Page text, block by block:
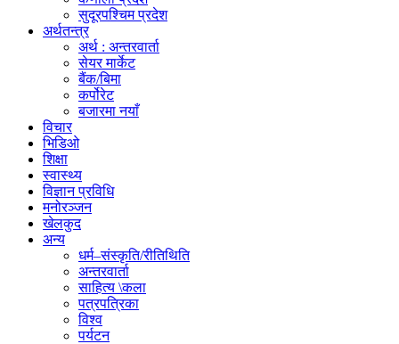
सुदूरपश्चिम प्रदेश
अर्थतन्त्र
अर्थ : अन्तरवार्ता
सेयर मार्केट
बैंक/बिमा
कर्पोरेट
बजारमा नयाँ
विचार
भिडिओ
शिक्षा
स्वास्थ्य
विज्ञान प्रविधि
मनोरञ्जन
खेलकुद
अन्य
धर्म–संस्कृति/रीतिथिति
अन्तरवार्ता
साहित्य \कला
पत्रपत्रिका
विश्व
पर्यटन